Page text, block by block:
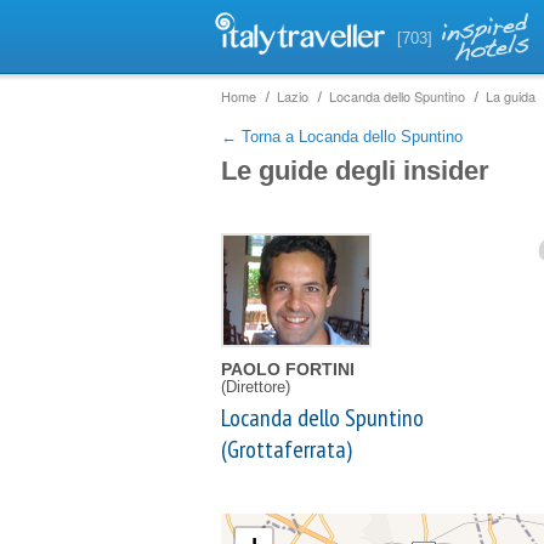
[703]
Home Lazio Locanda dello Spuntino La guida
← Torna a Locanda dello Spuntino
Le guide degli insider
PAOLO FORTINI
(Direttore)
Locanda dello Spuntino
(Grottaferrata)